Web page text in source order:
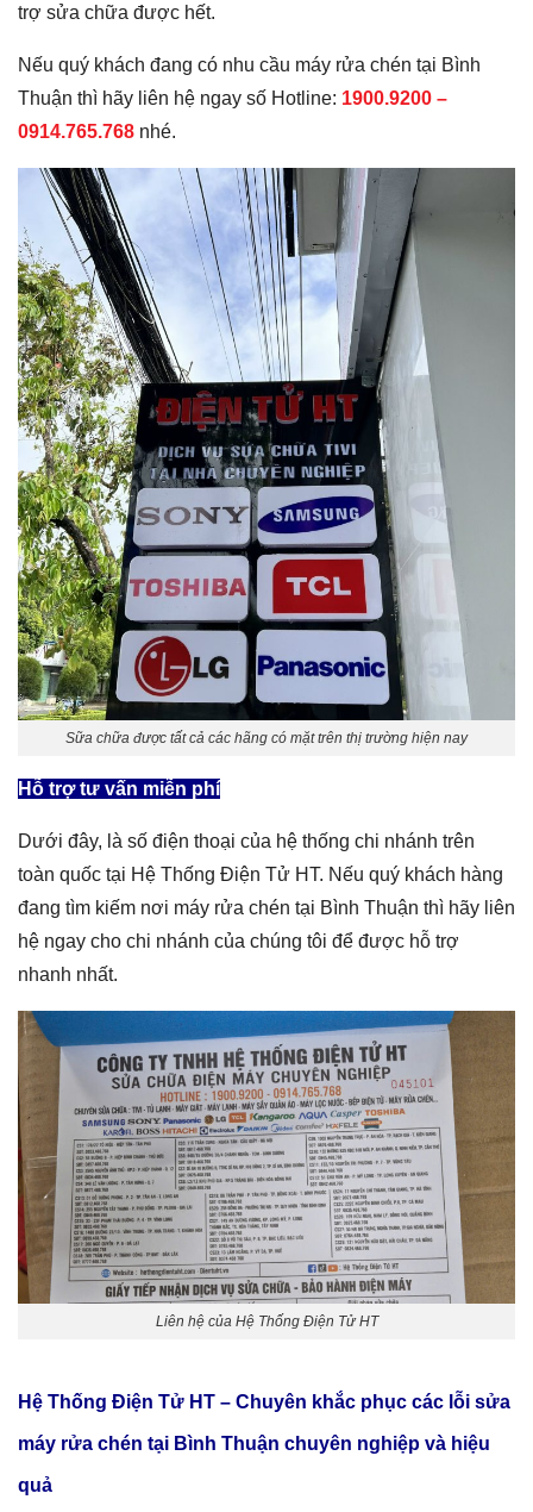
trợ sửa chữa được hết.
Nếu quý khách đang có nhu cầu máy rửa chén tại Bình
Thuận thì hãy liên hệ ngay số Hotline: 1900.9200 –
0914.765.768 nhé.
Sữa chữa được tất cả các hãng có mặt trên thị trường hiện nay
Hỗ trợ tư vấn miễn phí
Dưới đây, là số điện thoại của hệ thống chi nhánh trên
toàn quốc tại Hệ Thống Điện Tử HT. Nếu quý khách hàng
đang tìm kiếm nơi máy rửa chén tại Bình Thuận thì hãy liên
hệ ngay cho chi nhánh của chúng tôi để được hỗ trợ
nhanh nhất.
Liên hệ của Hệ Thống Điện Tử HT
Hệ Thống Điện Tử HT – Chuyên khắc phục các lỗi sửa
máy rửa chén tại Bình Thuận chuyên nghiệp và hiệu
quả